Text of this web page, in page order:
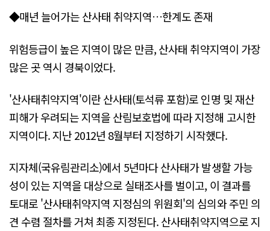
◆매년 늘어가는 산사태 취약지역…한계도 존재
위험등급이 높은 지역이 많은 만큼, 산사태 취약지역이 가장
많은 곳 역시 경북이었다.
'산사태취약지역'이란 산사태(토석류 포함)로 인명 및 재산
피해가 우려되는 지역을 산림보호법에 따라 지정해 고시한
지역이다. 지난 2012년 8월부터 지정하기 시작했다.
지자체(국유림관리소)에서 5년마다 산사태가 발생할 가능
성이 있는 지역을 대상으로 실태조사를 벌이고, 이 결과를
토대로 '산사태취약지역 지정심의 위원회'의 심의와 주민 의
견 수렴 절차를 거쳐 최종 지정된다. 산사태취약지역으로 지